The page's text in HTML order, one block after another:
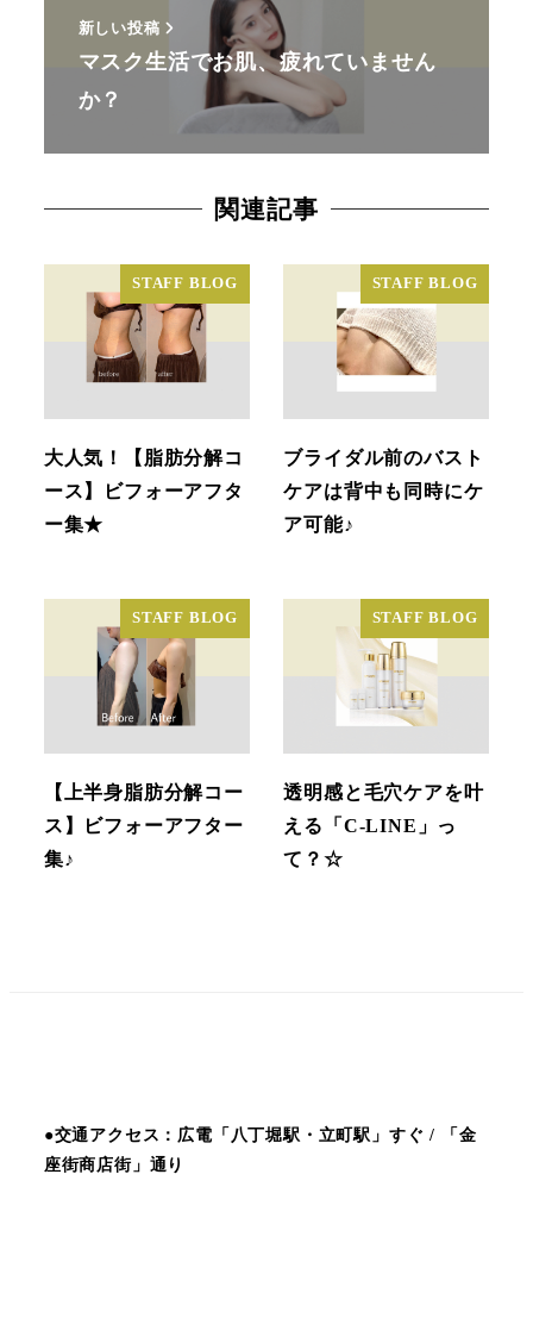
新しい投稿
マスク生活でお肌、疲れていません
か？
関連記事
STAFF BLOG
大人気！【脂肪分解コ
ース】ビフォーアフタ
ー集★
STAFF BLOG
ブライダル前のバスト
ケアは背中も同時にケ
ア可能♪
STAFF BLOG
【上半身脂肪分解コー
ス】ビフォーアフター
集♪
STAFF BLOG
透明感と毛穴ケアを叶
える「C-LINE」っ
て？☆
●交通アクセス：広電「八丁堀駅・立町駅」すぐ / 「金
座街商店街」通り